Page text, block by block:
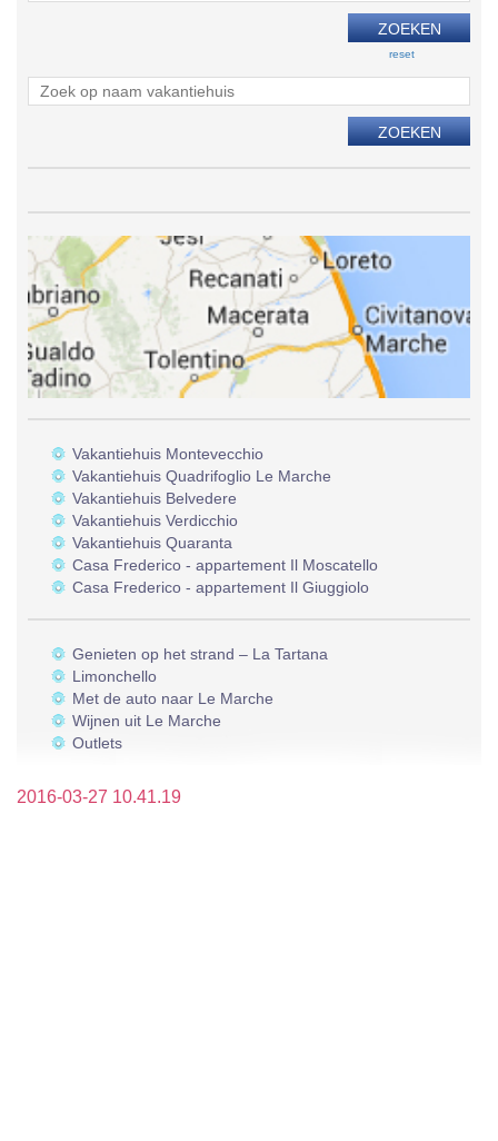
reset
Vakantiehuis Montevecchio
Vakantiehuis Quadrifoglio Le Marche
Vakantiehuis Belvedere
Vakantiehuis Verdicchio
Vakantiehuis Quaranta
Casa Frederico - appartement Il Moscatello
Casa Frederico - appartement Il Giuggiolo
Genieten op het strand – La Tartana
Limonchello
Met de auto naar Le Marche
Wijnen uit Le Marche
Outlets
2016-03-27 10.41.19